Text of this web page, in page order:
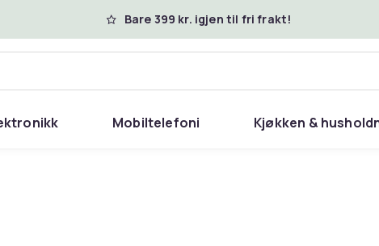
Bare 399 kr. igjen til fri frakt!
Mobiltelefoni Kjøkken &